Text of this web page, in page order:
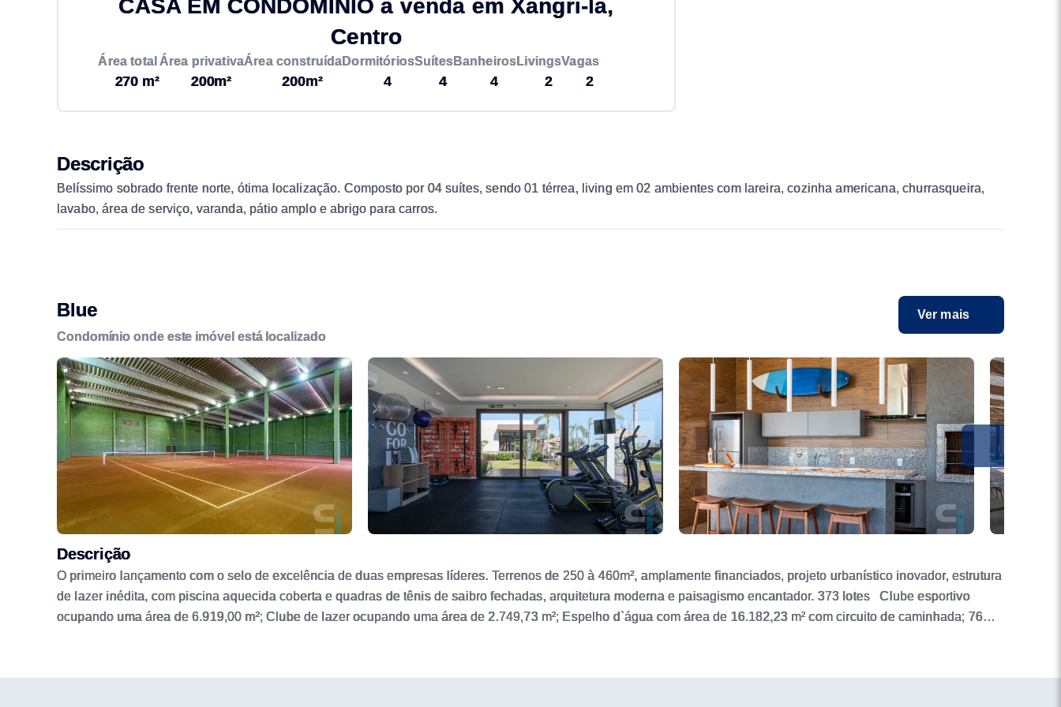
CASA EM CONDOMÍNIO à venda em Xangri-lá,
Centro
Área total
270 m²
Área privativa
200m²
Área construída
200m²
Dormitórios
4
Suítes
4
Banheiros
4
Livings
2
Vagas
2
Descrição
Belíssimo sobrado frente norte, ótima localização. Composto por 04 suítes, sendo 01 térrea, living em 02 ambientes com lareira, cozinha americana, churrasqueira,
lavabo, área de serviço, varanda, pátio amplo e abrigo para carros.
Blue
Condomínio onde este imóvel está localizado
Ver mais
Descrição
O primeiro lançamento com o selo de excelência de duas empresas líderes. Terrenos de 250 à 460m², amplamente financiados, projeto urbanístico inovador, estrutura
de lazer inédita, com piscina aquecida coberta e quadras de tênis de saibro fechadas, arquitetura moderna e paisagismo encantador. 373 lotes Clube esportivo
ocupando uma área de 6.919,00 m²; Clube de lazer ocupando uma área de 2.749,73 m²; Espelho d`água com área de 16.182,23 m² com circuito de caminhada; 76
mais nobre de Xangri-La, com aproximadamente 900 metros de distância do mar, junto aos Condomínio Las Dunas, Sea Coast e Ventura Club. O Condomínio vem